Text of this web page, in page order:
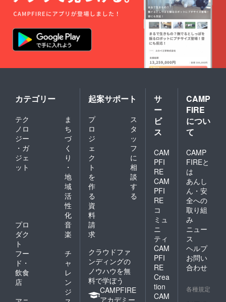
カテゴリー
テク
ノロ
ジー
・ガ
ジェ
ット
ま
ち
づ
く
り
・
地
域
活
性
化
プロ
ダク
ト
音
楽
フー
ド・
飲食
店
チ
ャ
レ
ン
ジ
起案サポート
プ
ロ
ジ
ェ
ク
ト
を
作
る
ス
タ
ッ
フ
に
相
談
す
る
資
料
請
求
クラウドファ
ンディングの
ノウハウを無
料で学ぼう
CAMPFIRE
アカデミー
サ
ー
ビ
ス
CAM
PFI
RE
CAM
PFI
RE
コ
ミュ
ニ
ティ
CAM
PFI
RE
Crea
tion
CAM
CAMP
FIRE
につい
て
CAMP
FIREと
は
あんし
ん・安
全への
取り組
み
ニュー
ス
ヘルプ
お問い
合わせ
各種規定